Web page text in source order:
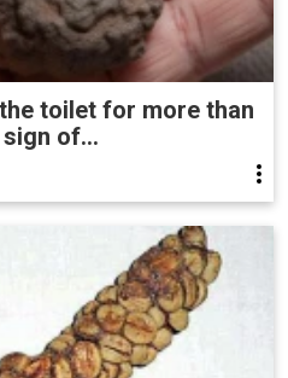
toilet for more than
of...